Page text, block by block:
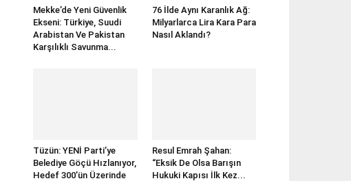
Mekke’de Yeni Güvenlik
Ekseni: Türkiye, Suudi
Arabistan Ve Pakistan
Karşılıklı Savunma...
76 İlde Aynı Karanlık Ağ:
Milyarlarca Lira Kara Para
Nasıl Aklandı?
Tüzün: YENİ Parti’ye
Belediye Göçü Hızlanıyor,
Hedef 300’ün Üzerinde
Resul Emrah Şahan:
“Eksik De Olsa Barışın
Hukuki Kapısı İlk Kez...